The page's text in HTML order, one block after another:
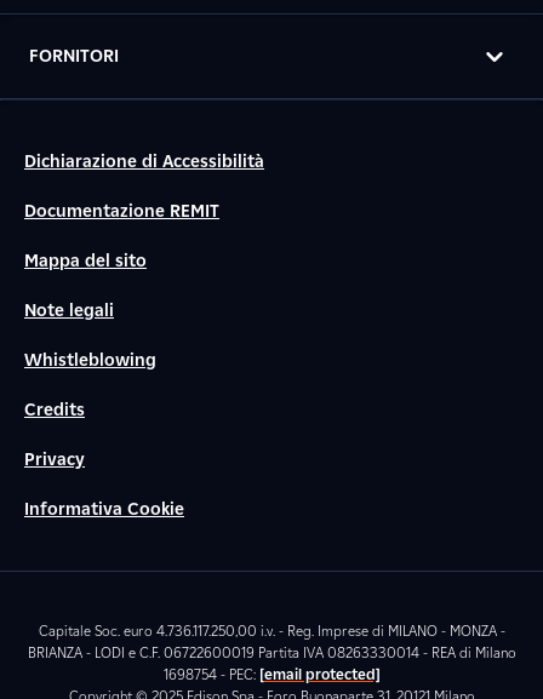
FORNITORI
Dichiarazione di Accessibilità
Documentazione REMIT
Mappa del sito
Note legali
Whistleblowing
Credits
Privacy
Informativa Cookie
Capitale Soc. euro 4.736.117.250,00 i.v. - Reg. Imprese di MILANO - MONZA -
BRIANZA - LODI e C.F. 06722600019 Partita IVA 08263330014 - REA di Milano
1698754 - PEC: [email protected]